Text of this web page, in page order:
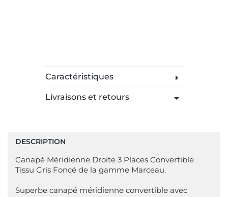
Caractéristiques arrow_right
Livraisons et retours arrow_drop_down
DESCRIPTION
Canapé Méridienne Droite 3 Places Convertible
Tissu Gris Foncé de la gamme Marceau.
Superbe canapé méridienne convertible avec